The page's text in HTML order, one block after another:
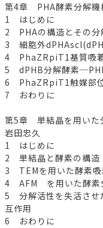
第4章 PHA酵素分解
1 はじめに
2 PHAの構造とその分
3 細胞外
4 PhaZRpiT1基質吸
5 dPHB分解酵素
6 PhaZRpiT1触媒部
7 おわりに
第5章 単結晶を用いた
岩田忠久
1 はじめに
2 単結晶と酵素の構造
3 TEMを用いた酵素吸
4 AFM を用いた酵素
5 分解活性を失活させ
互作用
6 おわりに